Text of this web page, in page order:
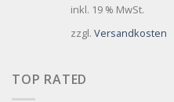
inkl. 19 % MwSt.
zzgl. Versandkosten
TOP RATED